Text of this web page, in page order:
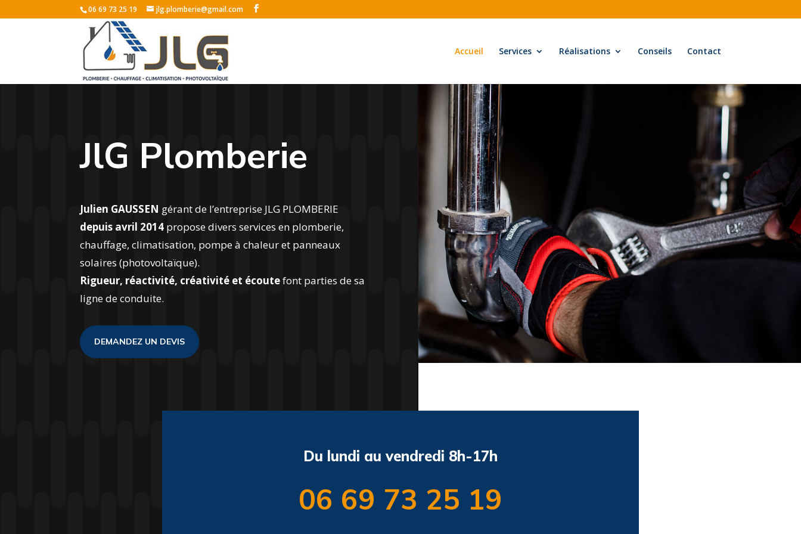
06 69 73 25 19 jlg.plomberie@gmail.com
Accueil Services Réalisations Conseils Contact
JlG Plomberie
Julien GAUSSEN gérant de l’entreprise JLG PLOMBERIE
depuis avril 2014 propose divers services en plomberie,
chauffage, climatisation, pompe à chaleur et panneaux
solaires (photovoltaïque).
Rigueur, réactivité, créativité et écoutefont parties de sa
ligne de conduite.
DEMANDEZ UN DEVIS
Du lundi au vendredi 8h-17h
06 69 73 25 19